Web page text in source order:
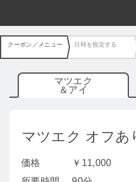
クーポン／メニュー 日時を指定する
マツエク
＆アイ
マツエク オフあ
価格
￥11,000